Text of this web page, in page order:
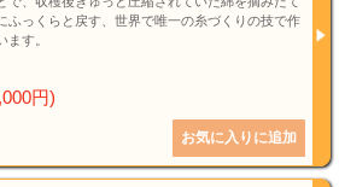
ふっくらと戻す、世界で唯一の糸づくりの技で作
ます。
円)